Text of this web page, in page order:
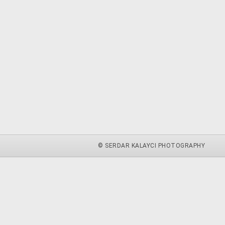
© SERDAR KALAYCI PHOTOGRAPHY